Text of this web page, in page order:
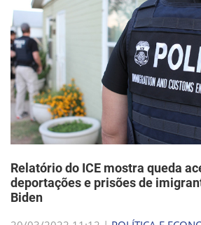
Relatório do ICE mostra queda
deportações e prisões de
Biden